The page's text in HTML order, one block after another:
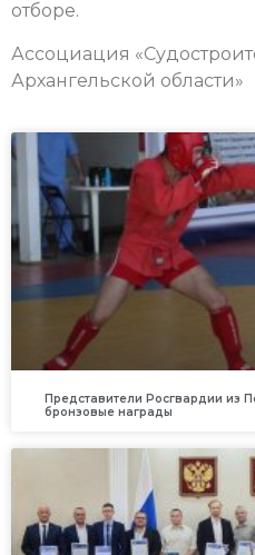
отборе.
Ассоциация
Архангельской области»
Представители Росгвардии из
бронзовые награды